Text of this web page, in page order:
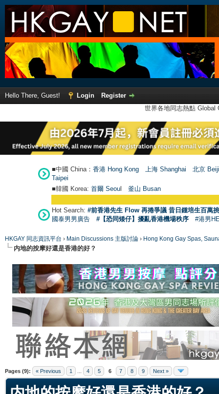
Hello There, Guest! Login
Register
世界各地同志熱點
■中國 China： 香港 Hong Kong 上海 Shanghai
北京
Taipei
■韓國 Korea: 首爾 Seoul 釜山 Busan
Hot Search: #前香港先生 Flow 再捲爭議 昔日鍾培生百萬
國泰男男廣告
#【恐同矮仔】擾亂香港機場秩序 #港男
HKGAY 同志資訊平台 › Main Discussions 主版討論 › Hong Kong Gay Spas,
内地的按摩好還是香港的好？
Pages (9): « Previous 1 4 5 6 7 8 9 Next »